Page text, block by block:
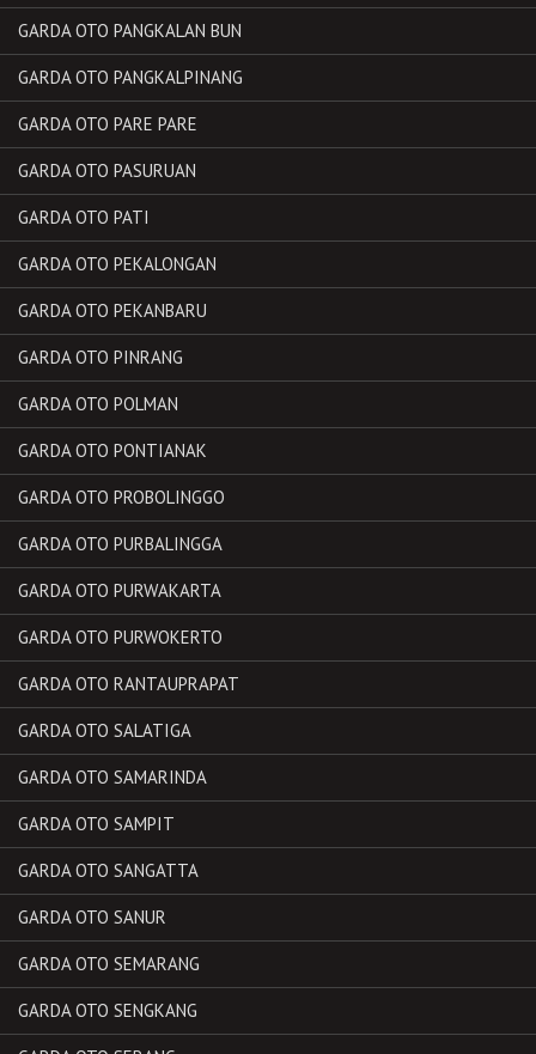
GARDA OTO PANGKALAN BUN
GARDA OTO PANGKALPINANG
GARDA OTO PARE PARE
GARDA OTO PASURUAN
GARDA OTO PATI
GARDA OTO PEKALONGAN
GARDA OTO PEKANBARU
GARDA OTO PINRANG
GARDA OTO POLMAN
GARDA OTO PONTIANAK
GARDA OTO PROBOLINGGO
GARDA OTO PURBALINGGA
GARDA OTO PURWAKARTA
GARDA OTO PURWOKERTO
GARDA OTO RANTAUPRAPAT
GARDA OTO SALATIGA
GARDA OTO SAMARINDA
GARDA OTO SAMPIT
GARDA OTO SANGATTA
GARDA OTO SANUR
GARDA OTO SEMARANG
GARDA OTO SENGKANG